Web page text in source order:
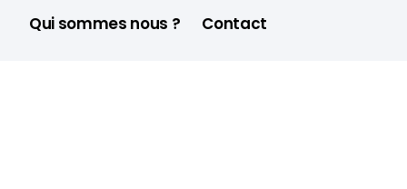
Qui sommes nous ?
Contact